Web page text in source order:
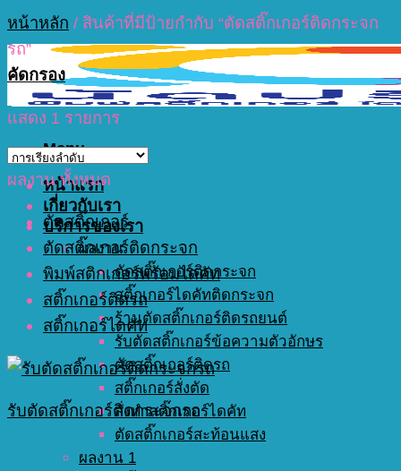
Menu
หน้าแรก
เกี่ยวกับเรา
บริการของเรา
ผลงาน
ตัดสติ๊กเกอร์ติดกระจก
สติ๊กเกอร์ไดคัทติดกระจก
ร้านตัดสติ๊กเกอร์ติดรถยนต์
รับตัดสติ๊กเกอร์ข้อความตัวอักษร
ตัดสติ๊กเกอร์ติดรถ
สติ๊กเกอร์สั่งตัด
สั่งทำสติ๊กเกอร์ไดคัท
ตัดสติ๊กเกอร์สะท้อนแสง
ผลงาน 1
หน้าหลัก / สินค้าที่มีป้ายกำกับ “ตัดสติ๊กเกอร์ติดกระจก
รถ”
คัดกรอง
แสดง 1 รายการ
ผลงาน ทั้งหมด
ตัดสติ๊กเกอร์
ตัดสติ๊กเกอร์ติดกระจก
พิมพ์สติกเกอร์พร้อมไดคัท
สติ๊กเกอร์ติดรถ
สติ๊กเกอร์ไดคัท
รับตัดสติ๊กเกอร์ติดกระจกรถ